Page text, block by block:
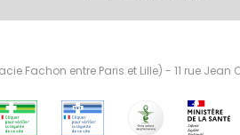
Fachon entre Paris et Lille) - 11 rue